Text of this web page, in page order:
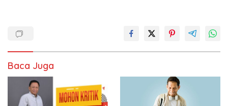
Baca Juga